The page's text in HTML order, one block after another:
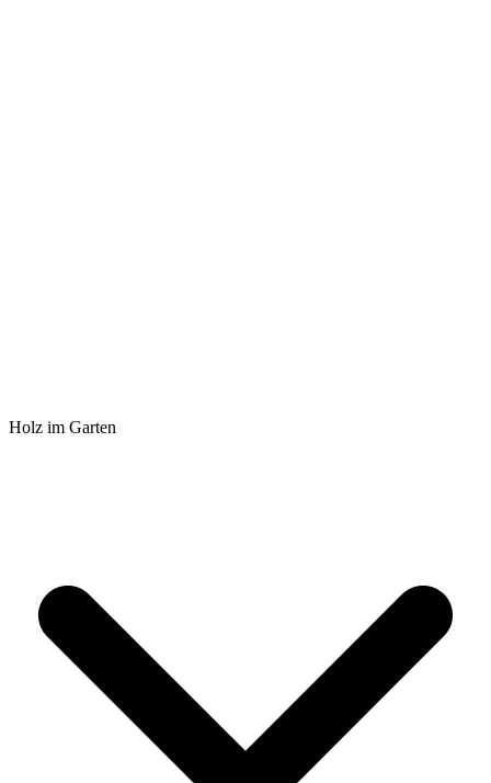
Holz im Garten